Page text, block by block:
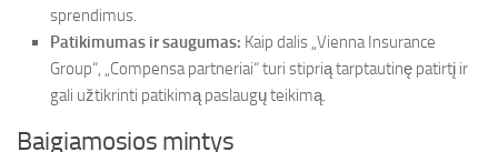
sprendimus.
Patikimumas ir saugumas: Kaip dalis „Vienna Insurance
Group“, „Compensa partneriai“ turi stiprią tarptautinę patirtį ir
gali užtikrinti patikimą paslaugų teikimą.
Baigiamosios mintys